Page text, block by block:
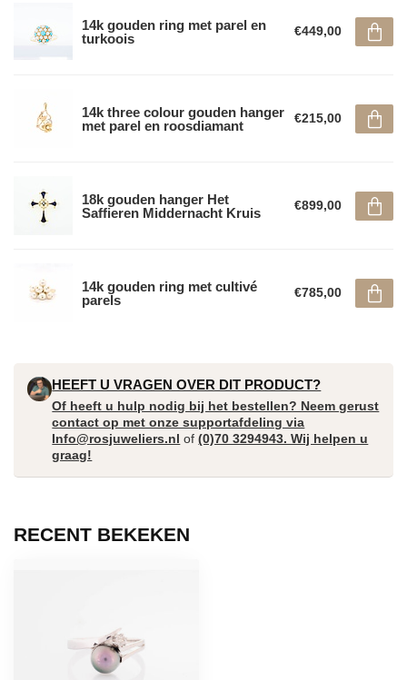
14k gouden ring met parel en
turkoois
€449,00
14k three colour gouden hanger
met parel en roosdiamant
€215,00
18k gouden hanger Het
Saffieren Middernacht Kruis
€899,00
14k gouden ring met cultivé
parels
€785,00
HEEFT U VRAGEN OVER DIT PRODUCT?
Of heeft u hulp nodig bij het bestellen? Neem gerust
contact op met onze supportafdeling via
Info@rosjuweliers.nl of(0)70 3294943. Wij helpen u
graag!
RECENT BEKEKEN